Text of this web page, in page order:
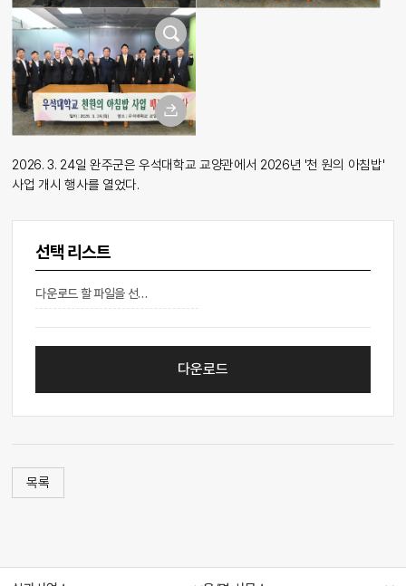
2026. 3. 24일 완주군은 우석대학교 교양관에서 2026년 '천 원의 아침밥'
사업 개시 행사를 열었다.
선택 리스트
다운로드 할 파일을 선택해주십시오.
다운로드
목록